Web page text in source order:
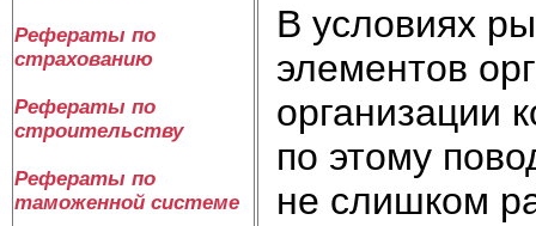
Рефераты по
страхованию
Рефераты по
строительству
Рефераты по
таможенной системе
В условиях
элементов
организации
по этому
не слишком